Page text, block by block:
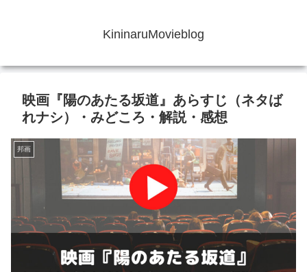
KininaruMovieblog
映画『陽のあたる坂道』あらすじ（ネタば
れナシ）・みどころ・解説・感想
邦画